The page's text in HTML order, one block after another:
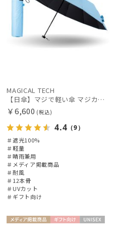
MAGICAL TECH
【日傘】マジで軽い傘 マジカルテックプロテクション（MAGICAL TECH PROTECTION）Tough 12 rib55cm
￥6,600 (税込)
4.4 （9）
＃遮光100%
＃軽量
＃晴雨兼用
＃メディア掲載商品
＃耐風
＃12本骨
＃UVカット
＃ギフト向け